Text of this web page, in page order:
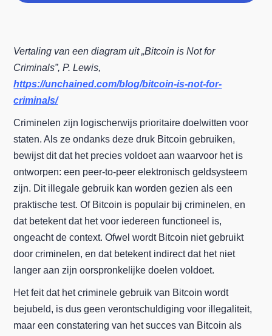
Vertaling van een diagram uit „Bitcoin is Not for
Criminals”, P. Lewis,
https://unchained.com/blog/bitcoin-is-not-for-
criminals/
Criminelen zijn logischerwijs prioritaire doelwitten voor
staten. Als ze ondanks deze druk Bitcoin gebruiken,
bewijst dit dat het precies voldoet aan waarvoor het is
ontworpen: een peer-to-peer elektronisch geldsysteem
zijn. Dit illegale gebruik kan worden gezien als een
praktische test. Of Bitcoin is populair bij criminelen, en
dat betekent dat het voor iedereen functioneel is,
ongeacht de context. Ofwel wordt Bitcoin niet gebruikt
door criminelen, en dat betekent indirect dat het niet
langer aan zijn oorspronkelijke doelen voldoet.
Het feit dat het criminele gebruik van Bitcoin wordt
bejubeld, is dus geen verontschuldiging voor illegaliteit,
maar een constatering van het succes van Bitcoin als